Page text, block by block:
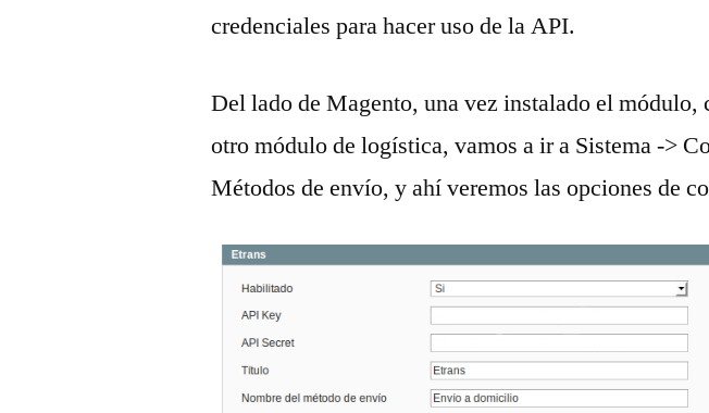
credenciales para hacer uso de la API.
Del lado de Magento, una vez instalado el módulo,
otro módulo de logística, vamos a ir a Sistema ->
Métodos de envío, y ahí veremos las opciones de